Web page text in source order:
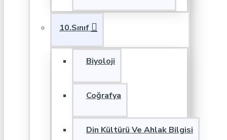
10.Sınıf
Biyoloji
Coğrafya
Din Kültürü Ve Ahlak Bilgisi